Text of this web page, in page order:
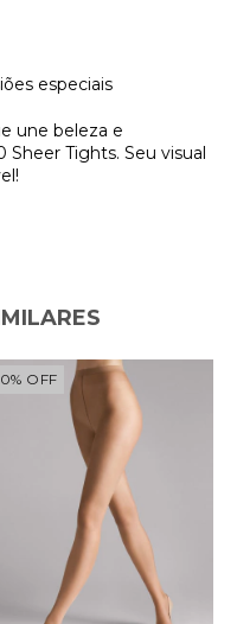
especiais
une beleza e
Tights. Seu visual
% OFF